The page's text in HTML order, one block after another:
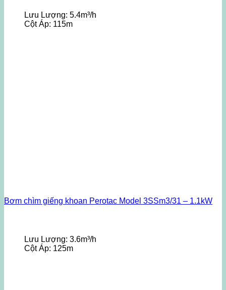
Lưu Lượng: 5.4m³/h
Cột Áp: 115m
Bơm chìm giếng khoan Perotac Model 3SSm3/31 – 1.1kW
Lưu Lượng: 3.6m³/h
Cột Áp: 125m